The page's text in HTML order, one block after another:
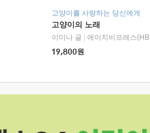
고양이를 사랑하는 당신에게
고양이의 노래
이미나 글
에이치비프레스(HBPRESS)
19,800원